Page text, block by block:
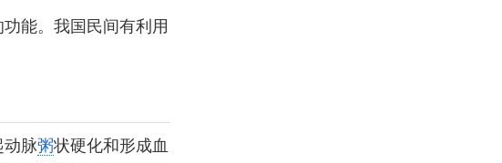
能。我国民间有利用
动脉粥状硬化和形成血